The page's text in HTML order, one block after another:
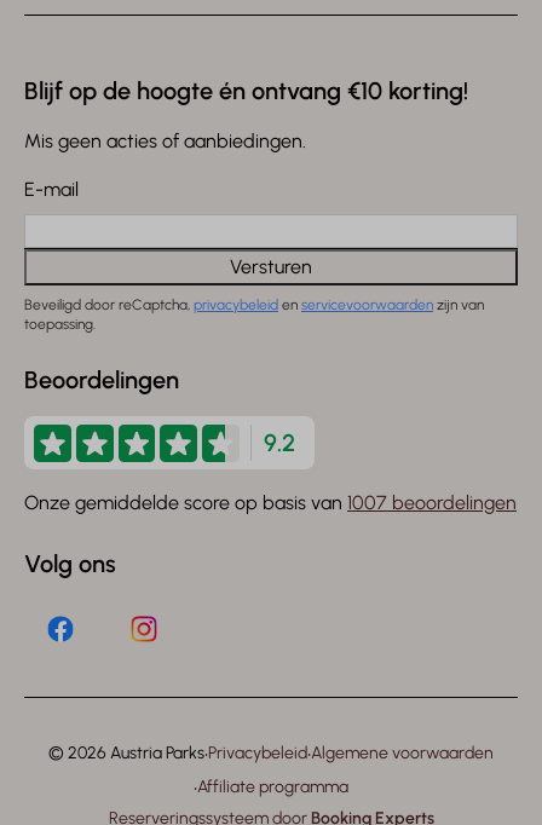
Blijf op de hoogte én ontvang €10 korting!
Mis geen acties of aanbiedingen.
E-mail
Versturen
Beveiligd door reCaptcha, privacybeleid en servicevoorwaarden zijn van
toepassing.
Beoordelingen
9.2
Onze gemiddelde score op basis van 1007 beoordelingen
Volg ons
© 2026 Austria Parks·Privacybeleid·Algemene voorwaarden
·Affiliate programma
Reserveringssysteem doorBooking Experts